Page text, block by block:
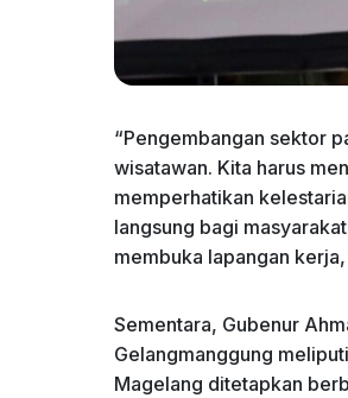
“Pengembangan sektor
wisatawan. Kita harus
memperhatikan
langsung bagi
membuka lapangan
Sementara, Gubenur
Gelangmanggung
Magelang ditetapkan